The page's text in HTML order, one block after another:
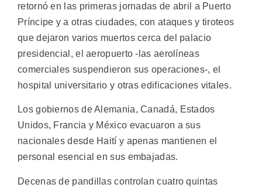
retornó en las primeras jornadas de abril a Puerto
Príncipe y a otras ciudades, con ataques y tiroteos
que dejaron varios muertos cerca del palacio
presidencial, el aeropuerto -las aerolíneas
comerciales suspendieron sus operaciones-, el
hospital universitario y otras edificaciones vitales.
Los gobiernos de Alemania, Canadá, Estados
Unidos, Francia y México evacuaron a sus
nacionales desde Haití y apenas mantienen el
personal esencial en sus embajadas.
Decenas de pandillas controlan cuatro quintas